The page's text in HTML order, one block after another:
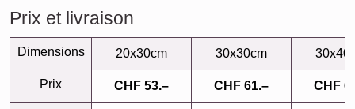
Prix et livraison
Dimensions 20x30cm 30x30cm
Prix CHF 53.– CHF 61.– CHF